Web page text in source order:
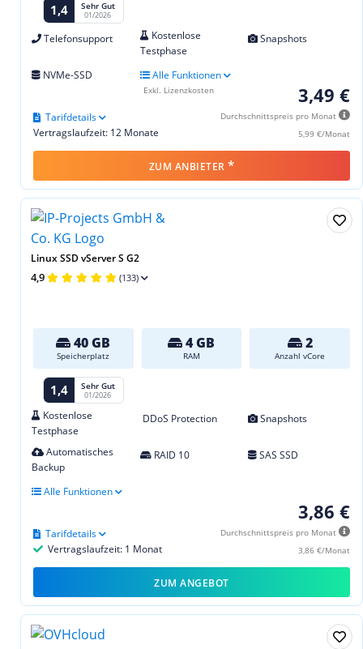
1,4 Sehr Gut
01/2026
Telefonsupport
Kostenlose
Testphase
Snapshots
NVMe-SSD Alle Funktionen
3,49 €
Durchschnittspreis pro Monat
5,99 €/Monat
Vertragslaufzeit: 12 Monate
Tarifdetails
Exkl. Lizenzkosten
ZUM ANBIETER *
Linux SSD vServer S G2
4,9 (133)
40 GB
Speicherplatz
4 GB
RAM
2
Anzahl vCore
1,4 Sehr Gut
01/2026
Kostenlose
Testphase
DDoS Protection Snapshots
Automatisches
Backup
RAID 10 SAS SSD
Alle Funktionen
3,86 €
Durchschnittspreis pro Monat
3,86 €/Monat
Vertragslaufzeit: 1 Monat
Tarifdetails
ZUM ANGEBOT